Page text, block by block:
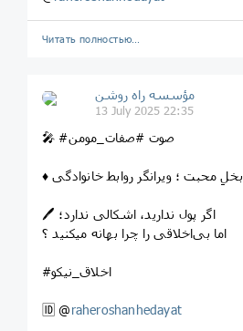
Читать полностью…
مؤسسه راه روشن
13 July 2025 22:35
🎤 #صوت #صفات_مومن
♦️ بخلِ محبت ؛ ویرانگر روابط خانوادگی
🖊 اگر پول ندارید، اشکالی ندارد؛
اما بی‌اخلاقی را چرا بهانه میکنید ؟
#اخلاق_نیکو
🆔 @raheroshanhedayat